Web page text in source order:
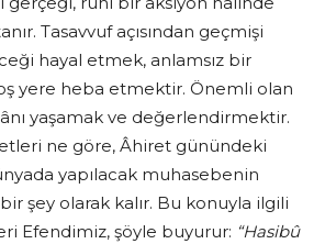
Tasavvuf açısından geçmişi
hayal etmek, anlamsız bir
yere heba etmektir. Önemli olan
yaşamak ve değerlendirmektir.
ne göre, Âhiret günündeki
yapılacak muhasebenin
şey olarak kalır. Bu konuyla ilgili
Efendimiz, şöyle buyurur: “Hasibû